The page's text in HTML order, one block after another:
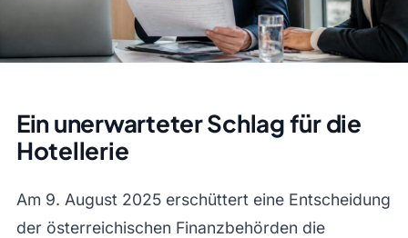
Ein unerwarteter Schlag für die
Hotellerie
Am 9. August 2025 erschüttert eine Entscheidung
der österreichischen Finanzbehörden die